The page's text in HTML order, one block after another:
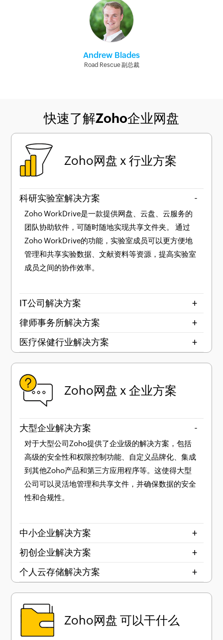
Andrew Blades
Road Rescue 副总裁
快速了解Zoho企业网盘
Zoho网盘 x 行业方案
科研实验室解决方案 -
Zoho WorkDrive是一款提供网盘、云盘、云服务的
团队协助软件，可随时随地实现共享文件夹。 通过
Zoho WorkDrive的功能，实验室成员可以更方便地
管理和共享实验数据、文献资料等资源，提高实验室
成员之间的协作效率。
IT公司解决方案
+
律师事务所解决方案
+
医疗保健行业解决方案
+
Zoho网盘 x 企业方案
大型企业解决方案 -
对于大型公司Zoho提供了企业级的解决方案，包括
高级的安全性和权限控制功能、自定义品牌化、集成
到其他Zoho产品和第三方应用程序等。这使得大型
公司可以灵活地管理和共享文件，并确保数据的安全
性和合规性。
中小企业解决方案
+
初创企业解决方案
+
个人云存储解决方案
+
Zoho网盘 可以干什么